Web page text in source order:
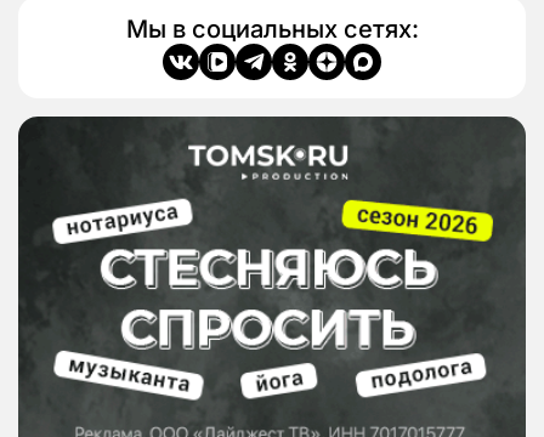
Мы в социальных сетях: